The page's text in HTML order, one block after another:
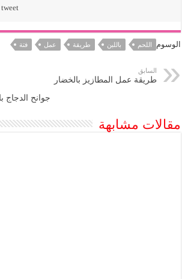
tweet
الوسوم اللحم باللبن طريقة عمل فتة
السابق
طريقة عمل المطازيز بالخضار
جوانح الدجاج
مقالات مشابهة